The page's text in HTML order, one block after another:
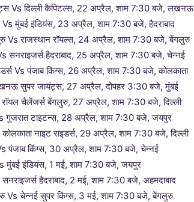
Vs दिल्ली कैपिटल्स, 22 अप्रैल, शाम 7:30 बजे, लखनऊ
Vs मुंबई इंडियंस, 23 अप्रैल, शाम 7:30 बजे, हैदराबाद
Vs राजस्थान रॉयल्स, 24 अप्रैल, शाम 7:30 बजे, बेंगलुरु
सनराइजर्स हैदराबाद, 25 अप्रैल, शाम 7:30 बजे, चेन्नई
Vs पंजाब किंग्स, 26 अप्रैल, शाम 7:30 बजे, कोलकाता
सुपर जायंट्स, 27 अप्रैल, दोपहर 3:30 बजे, मुंबई
रॉयल चैलेंजर्स बेंगलुरु, 27 अप्रैल, शाम 7:30 बजे, दिल्ली
गुजरात टाइटन्स, 28 अप्रैल, शाम 7:30 बजे, जयपुर
नाइट राइडर्स, 29 अप्रैल, शाम 7:30 बजे, दिल्ली
पंजाब किंग्स, 30 अप्रैल, शाम 7:30 बजे, चेन्नई
मुंबई इंडियंस, 1 मई, शाम 7:30 बजे, जयपुर
हैदराबाद, 2 मई, शाम 7:30 बजे, अहमदाबाद
Vs चेन्नई सुपर किंग्स, 3 मई, शाम 7:30 बजे, बेंगलुरु